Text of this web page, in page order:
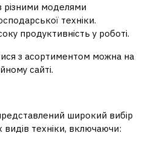
різними моделями
техніки.
продуктивність у роботі.
з асортиментом можна на
сайті.
широкий вибір
видів техніки, включаючи: